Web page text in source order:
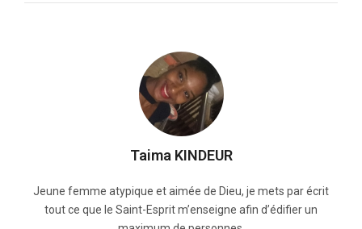
Taima KINDEUR
Jeune femme atypique et aimée de Dieu, je mets par écrit
tout ce que le Saint-Esprit m’enseigne afin d’édifier un